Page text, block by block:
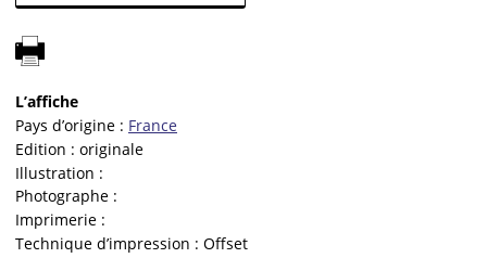
L’affiche
Pays d’origine : France
Edition : originale
Illustration :
Photographe :
Imprimerie :
Technique d’impression : Offset